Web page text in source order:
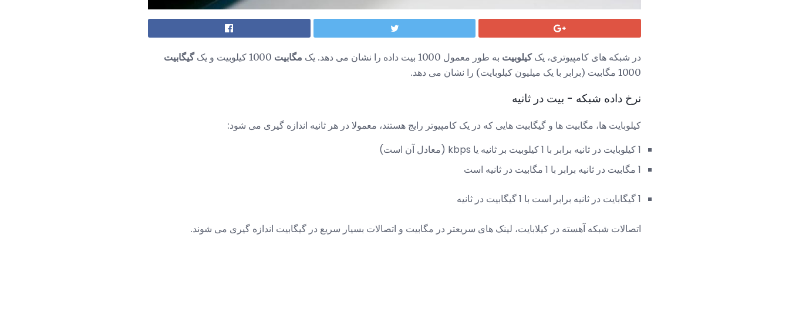
در شبکه های کامپیوتری، یککیلوبیت به طور معمول 1000 بیت داده را نشان می دهد. یک مگابیت
گیگابیت
1000 مگابیت (برابر با یک میلیون کیلوبایت) را نشان می دهد.
نرخ داده شبکه - بیت در ثانیه
کیلوبایت ها، مگابیت ها و گیگابیت هایی که در یک کامپیوتر رایج هستند، معمولا در هر ثانیه اندازه گیری می شود:
1 کیلوبایت در ثانیه برابر با 1 کیلوبیت بر ثانیه یا kbps (معادل آن است)
1 مگابیت در ثانیه برابر با 1 مگابیت در ثانیه است
1 گیگابایت در ثانیه برابر است با 1 گیگابیت در ثانیه
اتصالات شبکه آهسته در کیلابایت، لینک های سریعتر در مگابیت و اتصالات بسیار سریع در گیگابیت اندازه گیری می شوند.